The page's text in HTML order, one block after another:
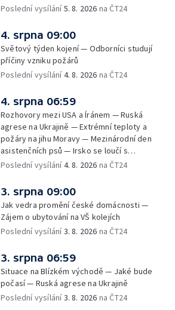
Ukrajině — Vliv veder na lidské orgány — Při
— Třem obcím na Brněnsku dočasně došla
pitná voda — SP v orientačním běhu v Česku
— Horko a požáry sužují Evropu — Rybářský
příměstský tábor
Poslední vysílání5. 8. 2026 na ČT24
4. srpna 09:00
Světový týden kojení — Odborníci studují
příčiny vzniku požárů
Poslední vysílání4. 8. 2026 na ČT24
4. srpna 06:59
Rozhovory mezi USA a Íránem — Ruská
agrese na Ukrajině — Extrémní teploty a
požáry na jihu Moravy — Mezinárodní den
asistenčních psů — Irsko se loučí s
hudebníkem Glenem Hansardem
Poslední vysílání4. 8. 2026 na ČT24
3. srpna 09:00
Jak vedra promění české domácnosti —
Zájem o ubytování na VŠ kolejích
Poslední vysílání3. 8. 2026 na ČT24
3. srpna 06:59
Situace na Blízkém východě — Jaké bude
počasí — Ruská agrese na Ukrajině
Poslední vysílání3. 8. 2026 na ČT24